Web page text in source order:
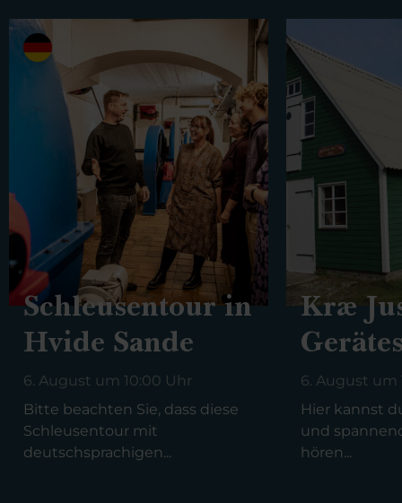
Schleusentour in
Hvide Sande
6. August um 10:00 Uhr
Bitte beachten Sie, dass diese
Schleusentour mit
deutschsprachigen...
Kræ
6. August um
Hier kannst
und
hören...